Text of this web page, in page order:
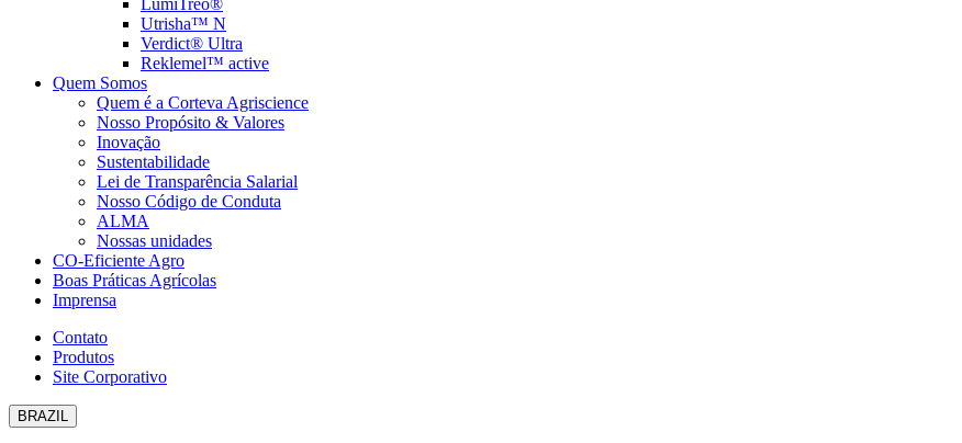
Utrisha™ N
Verdict® Ultra
Reklemel™ active
Quem Somos
Quem é a Corteva Agriscience
Nosso Propósito & Valores
Inovação
Sustentabilidade
Lei de Transparência Salarial
Nosso Código de Conduta
ALMA
Nossas unidades
CO-Eficiente Agro
Boas Práticas Agrícolas
Imprensa
Contato
Produtos
Site Corporativo
BRAZIL